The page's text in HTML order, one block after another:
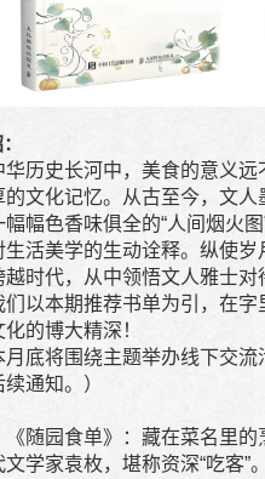
华历史长河中，美食的意义远
的文化记忆。从古至今，文
幅幅色香味俱全的“人间烟火图
生活美学的生动诠释。纵使
越时代，从中领悟文人雅士对
们以本期推荐书单为引，在字
化的博大精深！
月底将围绕主题举办线下交流
通知。）
《随园食单》：藏在菜名里的
文学家袁枚，堪称资深“吃客”